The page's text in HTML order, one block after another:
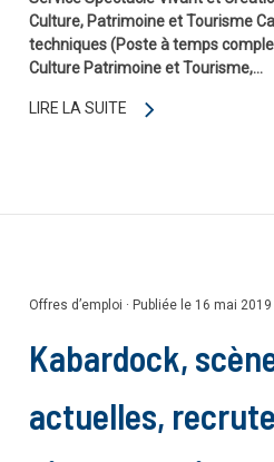
Culture, Patrimoine et Tourisme
techniques (Poste à temps
Culture Patrimoine et Tourisme,…
LIRE LA SUITE
Offres d’emploi · Publiée le 16 mai 2019
Kabardock,
actuelles,